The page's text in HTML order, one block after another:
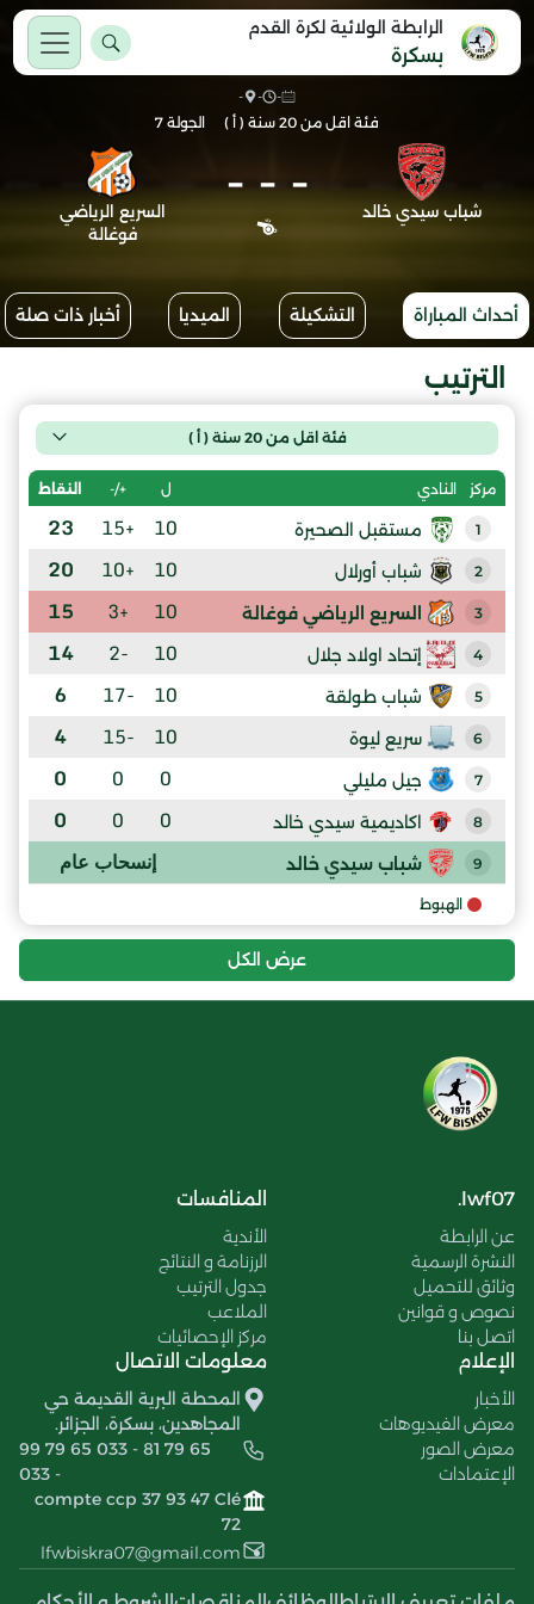
الرابطة الولائية لكرة القدم
بسكرة
-
-
-
فئة اقل من 20 سنة ( أ )
الجولة 7
شباب سيدي خالد -
-
-
السريع الرياضي
فوغالة
أحداث المباراة التشكيلة الميديا أخبار ذات صلة
الترتيب
فئة اقل من 20 سنة ( أ )
مركز النادي ل +/- النقاط
1 مستقبل الصحيرة 10
+15
23
2 شباب أورلال 10
+10
20
3 السريع الرياضي فوغالة 10
+3
15
4 إتحاد اولاد جلال 10
-2
14
5 شباب طولقة 10
-17
6
6 سريع ليوة 10
-15
4
7 جيل مليلي 0
0
0
8 اكاديمية سيدي خالد 0
0
0
9 شباب سيدي خالد إنسحاب عام
الهبوط
عرض الكل
lwf07.
عن الرابطة
النشرة الرسمية
وثائق للتحميل
نصوص و قوانين
اتصل بنا
المنافسات
الأندية
الرزنامة و النتائج
جدول الترتيب
الملاعب
مركز الإحصائيات
الإعلام
الأخبار
معرض الفيديوهات
معرض الصور
الإعتمادات
معلومات الاتصال
المحطة البرية القديمة حي
المجاهدين، بسكرة، الجزائر.
99 79 65 033 - 81 79 65
033 -
compte ccp 37 93 47 Clé
72
lfwbiskra07@gmail.com